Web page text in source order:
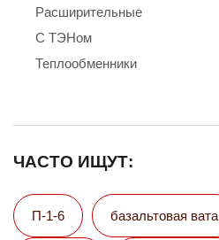
Расширительные
С ТЭНом
Теплообменники
ЧАСТО ИЩУТ:
П-1-6 базальтовая вата